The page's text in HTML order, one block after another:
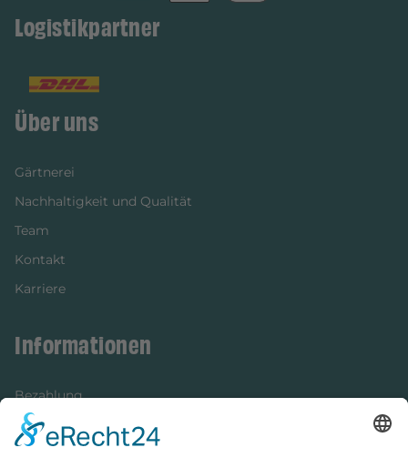
Logistikpartner
Über uns
Gärtnerei
Nachhaltigkeit und Qualität
Team
Kontakt
Karriere
Informationen
Bezahlung
Newsletter